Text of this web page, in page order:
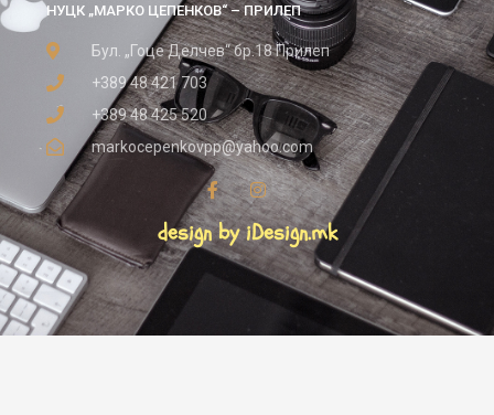
НУЦК „МАРКО ЦЕПЕНКОВ“ – ПРИЛЕП
Бул. „Гоце Делчев“ бр.18 Прилеп
+389 48 421 703
+389 48 425 520
markocepenkovpp@yahoo.com
design by iDesign.mk